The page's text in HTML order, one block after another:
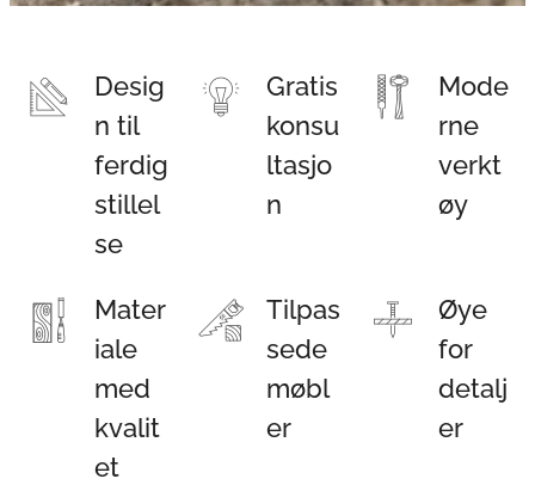
Desig
n til
ferdig
stillel
se
Gratis
konsu
ltasjo
n
Mode
rne
verkt
øy
Mater
iale
med
kvalit
et
Tilpas
sede
møbl
er
Øye
for
detalj
er